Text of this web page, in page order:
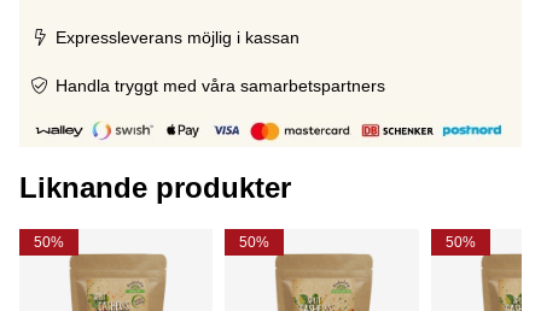
Expressleverans möjlig i kassan
Handla tryggt med våra samarbetspartners
Liknande produkter
50% 50% 50%